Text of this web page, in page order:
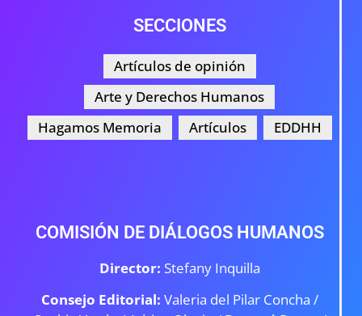
SECCIONES
Artículos de opinión
Arte y Derechos Humanos
Hagamos Memoria
Artículos EDDHH
COMISIÓN DE DIÁLOGOS HUMANOS
Director: Stefany Inquilla
Consejo Editorial: Valeria del Pilar Concha /